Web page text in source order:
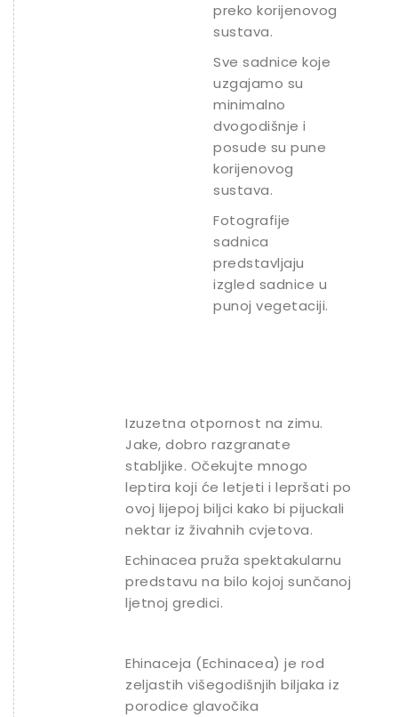
preko korijenovog
sustava.
Sve sadnice koje
uzgajamo su
minimalno
dvogodišnje i
posude su pune
korijenovog
sustava.
Fotografije
sadnica
predstavljaju
izgled sadnice u
punoj vegetaciji.
Izuzetna otpornost na zimu.
Jake, dobro razgranate
stabljike. Očekujte mnogo
leptira koji će letjeti i lepršati po
ovoj lijepoj biljci kako bi pijuckali
nektar iz živahnih cvjetova.
Echinacea pruža spektakularnu
predstavu na bilo kojoj sunčanoj
ljetnoj gredici.
Ehinaceja (Echinacea) je rod
zeljastih višegodišnjih biljaka iz
porodice glavočika